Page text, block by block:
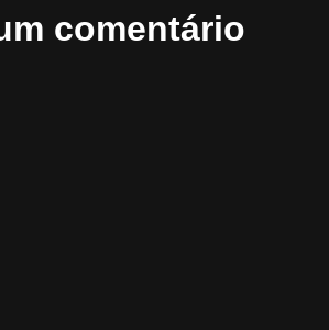
comentário